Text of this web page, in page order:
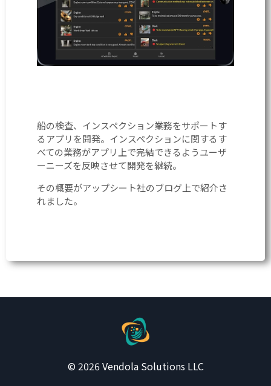
船の検査、インスペクション業務をサポートす
るアプリを開発。インスペクションに関するす
べての業務がアプリ上で完結できるようユーザ
ーニーズを反映させて開発を継続。
その概要がアップシート社のブログ上で紹介さ
れました。
© 2026 Vendola Solutions LLC